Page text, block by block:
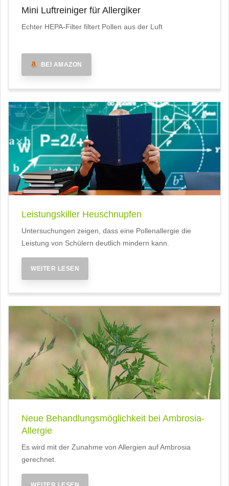
Mini Luftreiniger für Allergiker
Echter HEPA-Filter filtert Pollen aus der Luft
BEI AMAZON
Leistungskiller Heuschnupfen
Untersuchungen zeigen, dass eine Pollenallergie die
Leistung von Schülern deutlich mindern kann.
WEITER LESEN
Neue Behandlungsmöglichkeit bei Ambrosia-
Allergie
Es wird mit der Zunahme von Allergien auf Ambrosia
gerechnet.